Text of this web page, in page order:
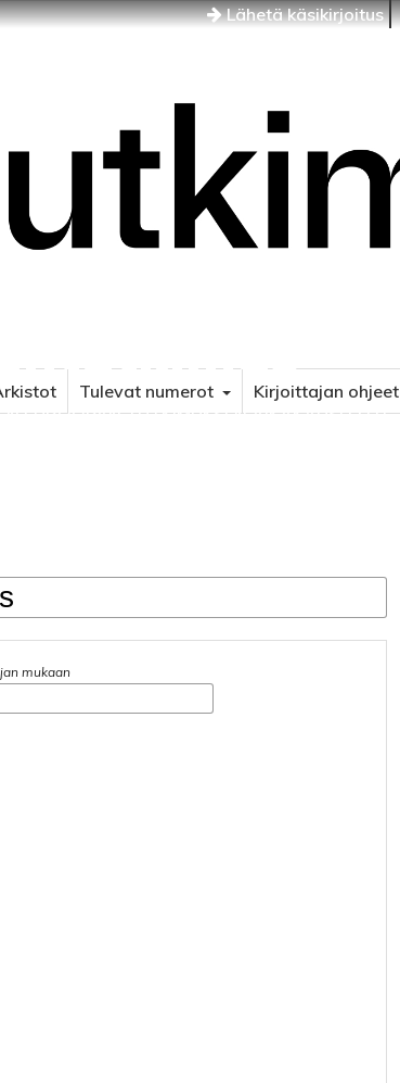
Lähetä käsikirjoitus
EUROOPAN TUTKIMUKSEN AIKAKAUSLEHTI
Tulevat numerot Kirjoittajan ohjeet
mukaan